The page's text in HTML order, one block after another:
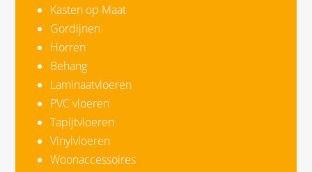
Kasten op Maat
Gordijnen
Horren
Behang
Laminaatvloeren
PVC vloeren
Tapijtvloeren
Vinylvloeren
Woonaccessoires